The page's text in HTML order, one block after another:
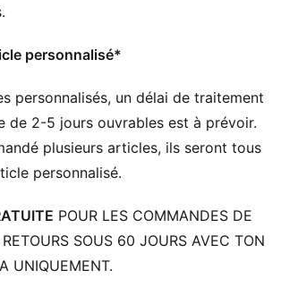
texturé, s’adapte à ton pied comme
jamais te restreindre dans tes
3D amortissent le ballon tout en
et la fluidité de tes mouvements.
milieu du pied le maintient bien en
de la stabilité sans gêner tes
finition GripControl Pro, t’offre un
du ballon pour tes passes, dribbles
personnalisé*
personnalisés, un délai de traitement
de 2-5 jours ouvrables est à prévoir.
plusieurs articles, ils seront tous
personnalisé.
POUR LES COMMANDES DE
SOUS 60 JOURS AVEC TON
UNIQUEMENT.